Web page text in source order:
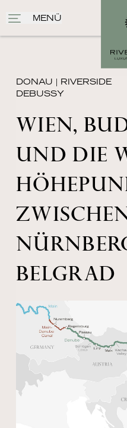
MENÜ
DONAU | RIVERSIDE
DEBUSSY
WIEN,
UND DIE
BELGRAD